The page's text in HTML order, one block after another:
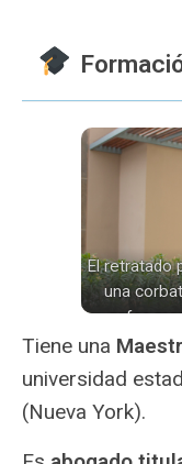
El retratado
una
gafas
Tiene una
universidad
(Nueva York).